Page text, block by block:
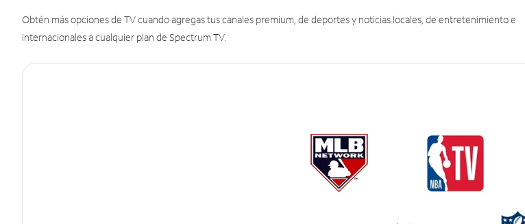
Obtén más opciones de TV cuando agregas tus canales premium, de deportes y noticias locales, de entretenimiento e
internacionales a cualquier plan de Spectrum TV.